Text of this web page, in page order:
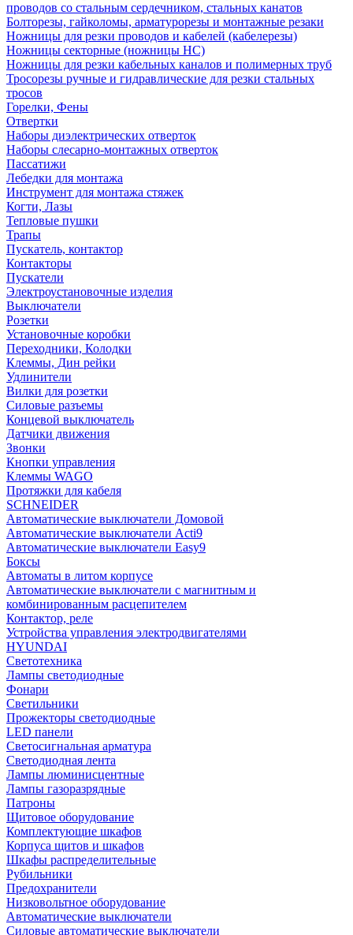
проводов со стальным сердечником, стальных канатов
Болторезы, гайколомы, арматурорезы и монтажные резаки
Ножницы для резки проводов и кабелей (кабелерезы)
Ножницы секторные (ножницы НС)
Ножницы для резки кабельных каналов и полимерных труб
Тросорезы ручные и гидравлические для резки стальных
тросов
Горелки, Фены
Отвертки
Наборы диэлектрических отверток
Наборы слесарно-монтажных отверток
Пассатижи
Лебедки для монтажа
Инструмент для монтажа стяжек
Когти, Лазы
Тепловые пушки
Трапы
Пускатель, контактор
Контакторы
Пускатели
Электроустановочные изделия
Выключатели
Розетки
Установочные коробки
Переходники, Колодки
Клеммы, Дин рейки
Удлинители
Вилки для розетки
Силовые разъемы
Концевой выключатель
Датчики движения
Звонки
Кнопки управления
Клеммы WAGO
Протяжки для кабеля
SCHNEIDER
Автоматические выключатели Домовой
Автоматические выключатели Acti9
Автоматические выключатели Easy9
Боксы
Автоматы в литом корпусе
Автоматические выключатели с магнитным и
комбинированным расцепителем
Контактор, реле
Устройства управления электродвигателями
HYUNDAI
Светотехника
Лампы светодиодные
Фонари
Светильники
Прожекторы светодиодные
LED панели
Светосигнальная арматура
Светодиодная лента
Лампы люминисцентные
Лампы газоразрядные
Патроны
Щитовое оборудование
Комплектующие шкафов
Корпуса щитов и шкафов
Шкафы распределительные
Рубильники
Предохранители
Низковольтное оборудование
Автоматические выключатели
Силовые автоматические выключатели